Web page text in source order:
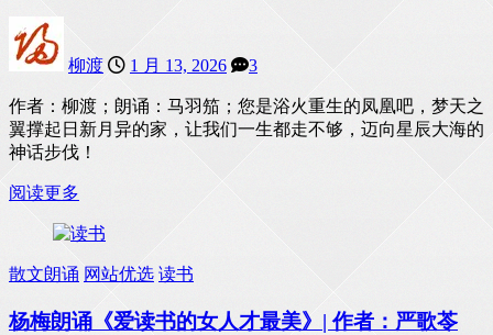
柳渡 1 月 13, 2026 3
作者：柳渡；朗诵：马羽笳；您是浴火重生的凤凰吧，梦天之
翼撑起日新月异的家，让我们一生都走不够，迈向星辰大海的
神话步伐！
阅读更多
散文朗诵 网站优选 读书
杨梅朗诵《爱读书的女人才最美》| 作者：严歌苓